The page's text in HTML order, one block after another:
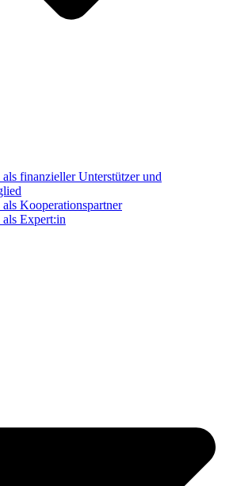
finanzieller Unterstützer und
Kooperationspartner
Expert:in